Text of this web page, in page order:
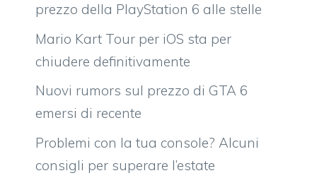
prezzo della PlayStation 6 alle stelle
Mario Kart Tour per iOS sta per
chiudere definitivamente
Nuovi rumors sul prezzo di GTA 6
emersi di recente
Problemi con la tua console? Alcuni
consigli per superare l’estate